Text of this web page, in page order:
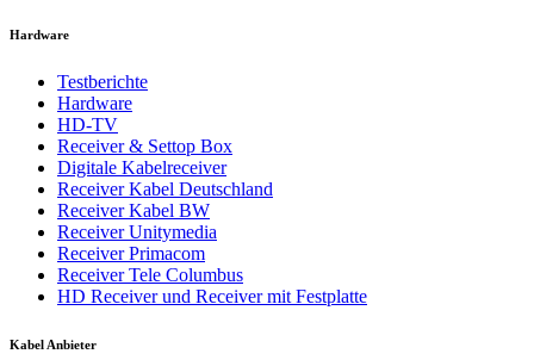
Hardware
Testberichte
Hardware
HD-TV
Receiver & Settop Box
Digitale Kabelreceiver
Receiver Kabel Deutschland
Receiver Kabel BW
Receiver Unitymedia
Receiver Primacom
Receiver Tele Columbus
HD Receiver und Receiver mit Festplatte
Kabel Anbieter